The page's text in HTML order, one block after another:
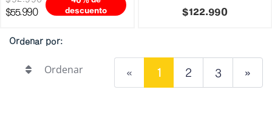
$55.990
descuento
$122.990
Ordenar por:
Ordenar « 1 2 3 »